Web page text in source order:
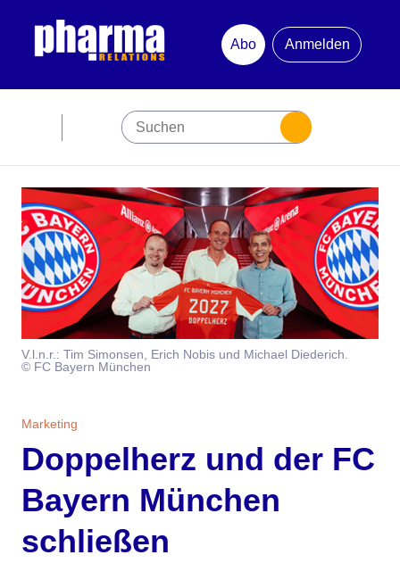
Abo
Anmelden
Premiumpartner
Jubiläum
Newsletter
Mediadaten
Marketing
Branche
Studien
Magazin
Aktuelle Ausgabe
Ausgabenarchiv
Kontakt
Team
V.l.n.r.: Tim Simonsen, Erich Nobis und Michael Diederich.
© FC Bayern München
Marketing
Doppelherz und der FC
Bayern München
schließen